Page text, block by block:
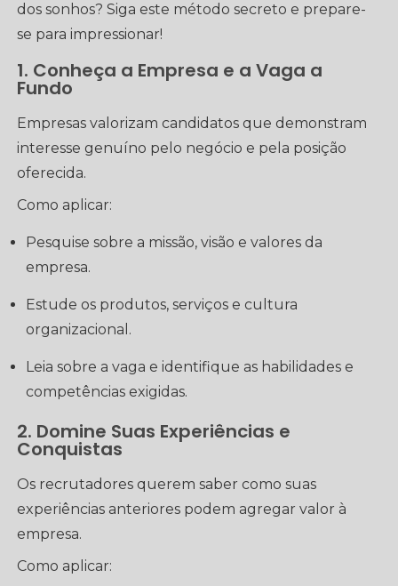
dos sonhos? Siga este método secreto e prepare-
se para impressionar!
1. Conheça a Empresa e a Vaga a
Fundo
Empresas valorizam candidatos que demonstram
interesse genuíno pelo negócio e pela posição
oferecida.
Como aplicar:
Pesquise sobre a missão, visão e valores da
empresa.
Estude os produtos, serviços e cultura
organizacional.
Leia sobre a vaga e identifique as habilidades e
competências exigidas.
2. Domine Suas Experiências e
Conquistas
Os recrutadores querem saber como suas
experiências anteriores podem agregar valor à
empresa.
Como aplicar: